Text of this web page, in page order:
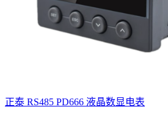
正泰 RS485 PD666 液晶数显电表